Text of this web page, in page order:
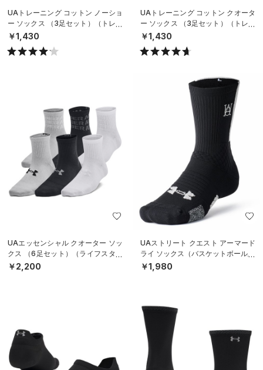
UAトレーニング コットン ノーショ
ー ソックス （3足セット）（トレー
ニング/UNISEX）
￥1,430
UAトレーニング コットン クオータ
ー ソックス （3足セット）（トレー
ニング/UNISEX）
￥1,430
UAエッセンシャル クオーター ソッ
クス （6足セット）（ライフスタイ
ル/KIDS）
￥2,200
UAストリート クエスト アーマード
ライ ソックス（バスケットボール/U
NISEX）
￥1,980